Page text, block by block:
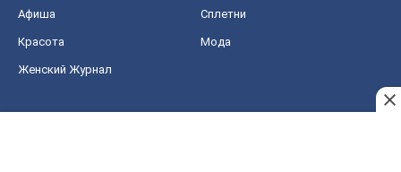
Афиша Сплетни
Красота Мода
Женский Журнал